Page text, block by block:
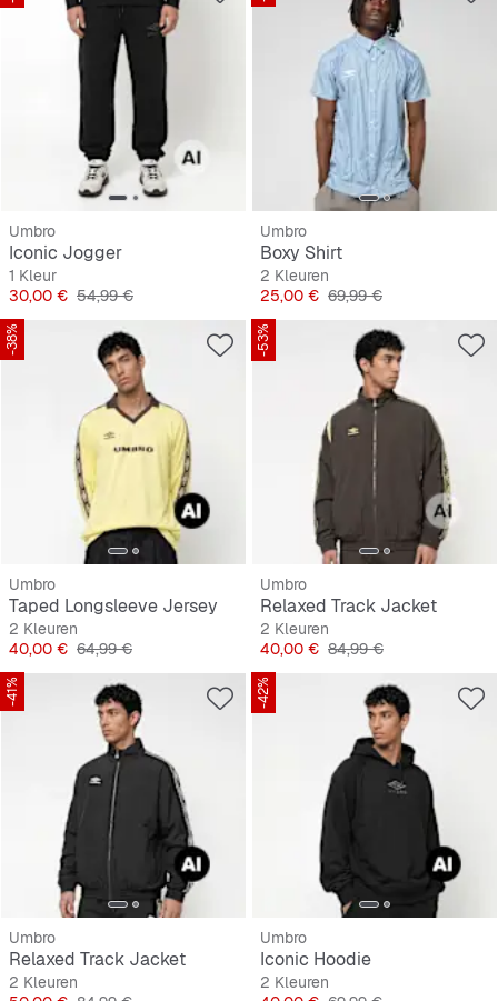
Umbro
Iconic Jogger
1 Kleur
Prijs
30,00 € Originele Prijs
54,99 €
Umbro
Boxy Shirt
2 Kleuren
Prijs
25,00 € Originele Prijs
69,99 €
-38%
Umbro
Taped Longsleeve Jersey
2 Kleuren
Prijs
40,00 € Originele Prijs
64,99 €
-53%
Umbro
Relaxed Track Jacket
2 Kleuren
Prijs
40,00 € Originele Prijs
84,99 €
-41%
Umbro
Relaxed Track Jacket
2 Kleuren
-42%
Umbro
Iconic Hoodie
2 Kleuren